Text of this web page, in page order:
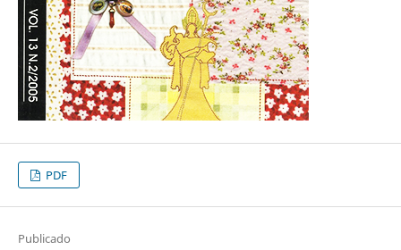
PDF
Publicado